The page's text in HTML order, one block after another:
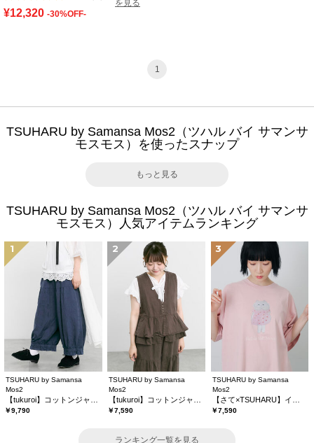
を見る
¥12,320 -30%OFF-
1
TSUHARU by Samansa Mos2（ツハル バイ サマンサ
モスモス）を使ったスナップ
もっと見る
TSUHARU by Samansa Mos2（ツハル バイ サマンサ
モスモス）人気アイテムランキング
1
TSUHARU by Samansa
Mos2
￥9,790
2
TSUHARU by Samansa
Mos2
￥7,590
3
TSUHARU by Samansa
Mos2
￥7,590
ランキング一覧を見る